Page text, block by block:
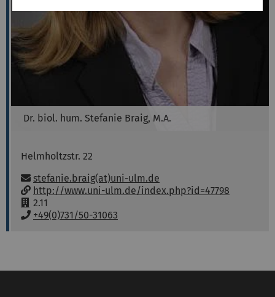
Dr. biol. hum. Stefanie Braig, M.A.
Helmholtzstr. 22
E-Mail:
stefanie.braig(at)uni-ulm.de
w
w
w
http://www.uni-ulm.de/index.php?id=47798
R
a
2.11
T+49(0)731/50-31063